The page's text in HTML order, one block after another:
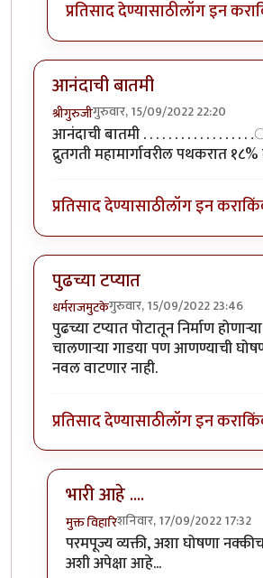
प्रतिसाद देण्यासाठीलॉग इन करा
आनंदाची बातमी
श्रीगुरुजीगुरुवार, 15/09/2022 22:20
आनंदाची बातमी . . . . . . . . . . . . . . . .
द्रुतगती महामार्गावरील पथकरात १८%
प्रतिसाद देण्यासाठीलॉग इन करा
पुढच्या टप्यात
धर्मराजमुटकेगुरुवार, 15/09/2022 23:46
पुढच्या टप्यात पोटातून निर्माण
चालणार्‍या गाडया पण आणण्याची
नवल वाटणार नाही.
प्रतिसाद देण्यासाठीलॉग इन करा
भारी आहे ....
मुक्त विहारिशनिवार, 17/09/2022 17:32
In reply toपुढच्या टप्यातby
परमपूज्य व्यक्ती, अशा घोषणा
अशी अपेक्षा आहे...